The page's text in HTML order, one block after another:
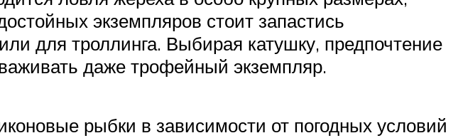
экземпляров стоит запастись
для троллинга. Выбирая катушку, предпочтение
даже трофейный экземпляр.
рыбки в зависимости от погодных условий